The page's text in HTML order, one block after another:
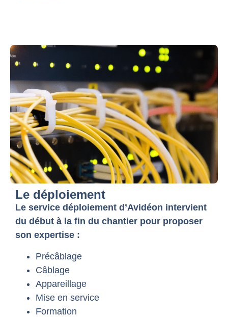
Le déploiement
Le service déploiement d’Avidéon intervient
du début à la fin du chantier pour proposer
son expertise :
Précâblage
Câblage
Appareillage
Mise en service
Formation